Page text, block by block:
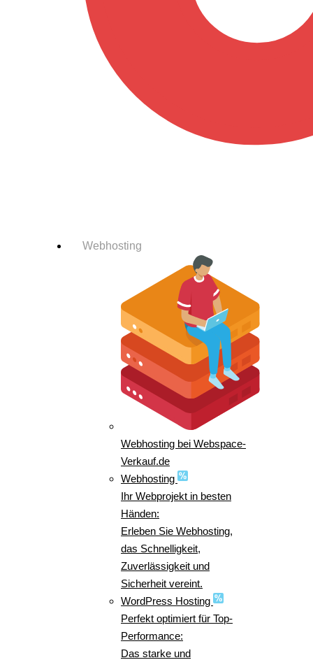
Webhosting
Webhosting bei Webspace-
Verkauf.de
Webhosting
Ihr Webprojekt in besten
Händen:
Erleben Sie Webhosting,
das Schnelligkeit,
Zuverlässigkeit und
Sicherheit vereint.
WordPress Hosting
Perfekt optimiert für Top-
Performance:
Das starke und